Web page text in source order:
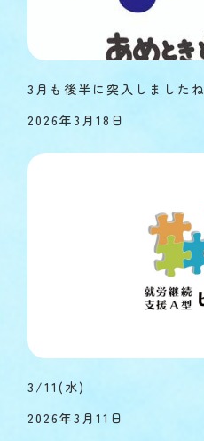
3月も後半に突入しましたね
2026年3月18日
3/11(水)
2026年3月11日